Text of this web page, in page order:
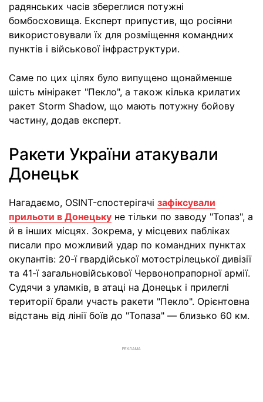
радянських часів збереглися потужні
бомбосховища. Експерт припустив, що росіяни
використовували їх для розміщення командних
пунктів і військової інфраструктури.
Саме по цих цілях було випущено щонайменше
шість мініракет "Пекло", а також кілька крилатих
ракет Storm Shadow, що мають потужну бойову
частину, додав експерт.
Ракети України атакували
Донецьк
Нагадаємо, OSINT-спостерігачі зафіксували
прильоти в Донецьку не тільки по заводу "Топаз", а
й в інших місцях. Зокрема, у місцевих пабліках
писали про можливий удар по командних пунктах
окупантів: 20-ї гвардійської мотострілецької дивізії
та 41-ї загальновійськової Червонопрапорної армії.
Судячи з уламків, в атаці на Донецьк і прилеглі
території брали участь ракети "Пекло". Орієнтовна
відстань від лінії боїв до "Топаза" — близько 60 км.
РЕКЛАМА